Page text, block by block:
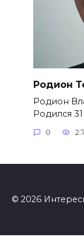
Родион
Родион
Родился 31
0
© 2026